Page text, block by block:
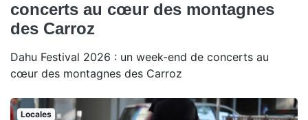
concerts au cœur des montagnes
des Carroz
Dahu Festival 2026 : un week-end de concerts au
cœur des montagnes des Carroz
Locales